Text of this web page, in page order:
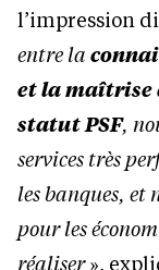
l’impression
entre la
et la maîtrise
statut PSF,
services très
les banques, et
pour les
réaliser »,